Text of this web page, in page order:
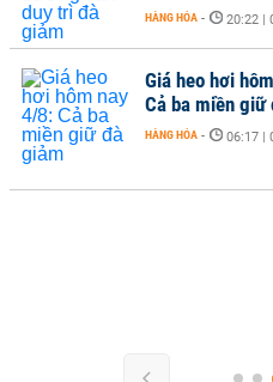
HÀNG HÓA - 20:22 |
Giá heo hơi
Cả ba miền giữ
HÀNG HÓA - 06:17 |